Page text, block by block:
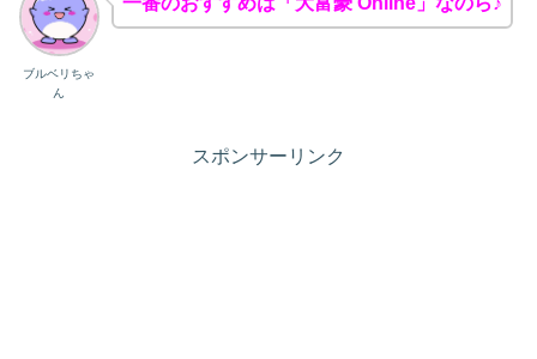
ブルベリちゃ
ん
スポンサーリンク